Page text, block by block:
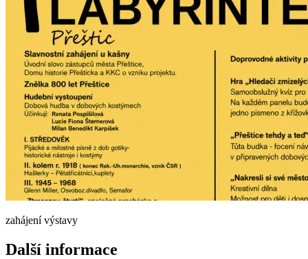
zahájení výstavy
Další informace